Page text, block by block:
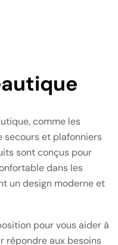
comme les
secours et plafonniers
sont conçus pour
dans les
un design moderne et
pour vous aider à
répondre aux besoins